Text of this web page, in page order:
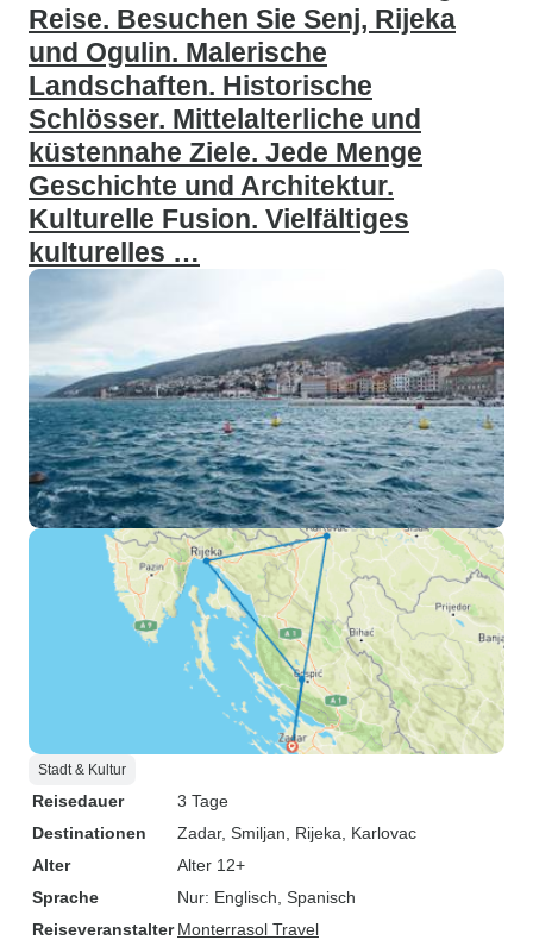
Reise. Besuchen Sie Senj, Rijeka
und Ogulin. Malerische
Landschaften. Historische
Schlösser. Mittelalterliche und
küstennahe Ziele. Jede Menge
Geschichte und Architektur.
Kulturelle Fusion. Vielfältiges
kulturelles …
Stadt & Kultur
Reisedauer
3 Tage
Destinationen
Zadar, Smiljan , Rijeka , Karlovac
Alter
Alter 12+
Sprache
Nur: Englisch, Spanisch
Reiseveranstalter Monterrasol Travel